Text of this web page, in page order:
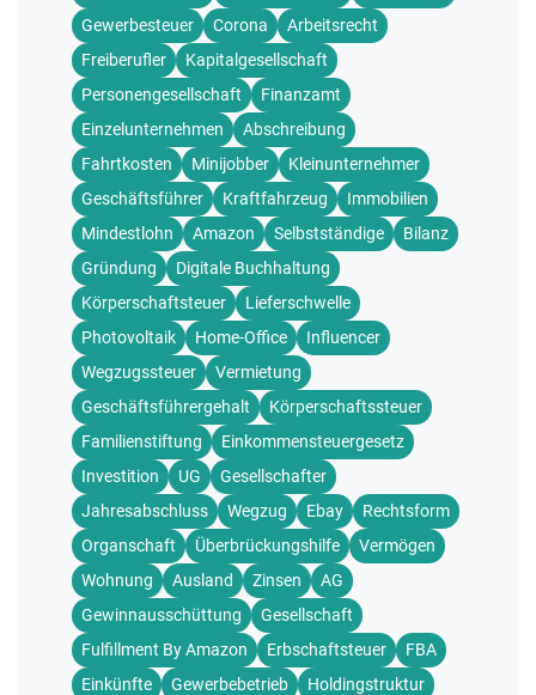
Gewerbesteuer
Corona
Arbeitsrecht
Freiberufler
Kapitalgesellschaft
Personengesellschaft
Finanzamt
Einzelunternehmen
Abschreibung
Fahrtkosten
Minijobber
Kleinunternehmer
Geschäftsführer
Kraftfahrzeug
Immobilien
Mindestlohn
Amazon Selbstständige
Bilanz
Gründung
Digitale Buchhaltung
Körperschaftsteuer
Lieferschwelle
Photovoltaik
Home-Office
Influencer
Wegzugssteuer
Vermietung
Geschäftsführergehalt
Körperschaftssteuer
Familienstiftung
Einkommensteuergesetz
Investition
UG
Gesellschafter
Jahresabschluss
Wegzug Ebay
Rechtsform
Organschaft
Überbrückungshilfe
Vermögen
Wohnung
Ausland Zinsen
AG
Gewinnausschüttung
Gesellschaft
Fulfillment By Amazon
Erbschaftsteuer
FBA
Einkünfte
Gewerbebetrieb
Holdingstruktur